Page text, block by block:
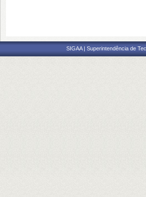
SIGAA | Superintendência de